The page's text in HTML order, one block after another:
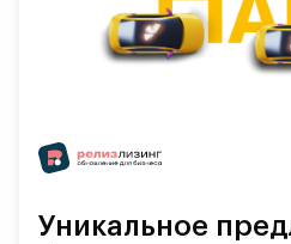
Уникальное